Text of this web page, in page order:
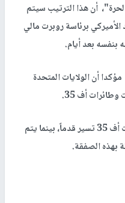
أن هذا الترتيب سيتم
برئاسة روبرت مالي
بنفسه بعد أيام.
أن الولايات المتحدة
أف 35.
وأشار إلى أن صفقة بيع الإمارات طائرات أف 35 تسير قدماً، بينما يتم
بهذه الصفقة.